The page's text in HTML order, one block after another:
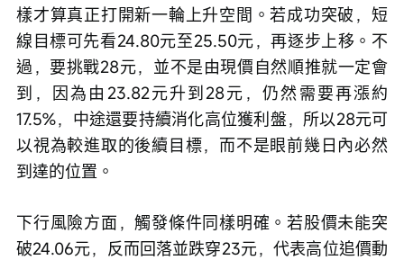
樣才算真正打開新一輪上升空間。若成功突破，短
線目標可先看24.80元至25.50元，再逐步上移。不
過，要挑戰28元，並不是由現價自然順推就一定會
到，因為由23.82元升到28元，仍然需要再漲約
17.5%，中途還要持續消化高位獲利盤，所以28元可
以視為較進取的後續目標，而不是眼前幾日內必然
到達的位置。
下行風險方面，觸發條件同樣明確。若股價未能突
破24.06元，反而回落並跌穿23元，代表高位追價動